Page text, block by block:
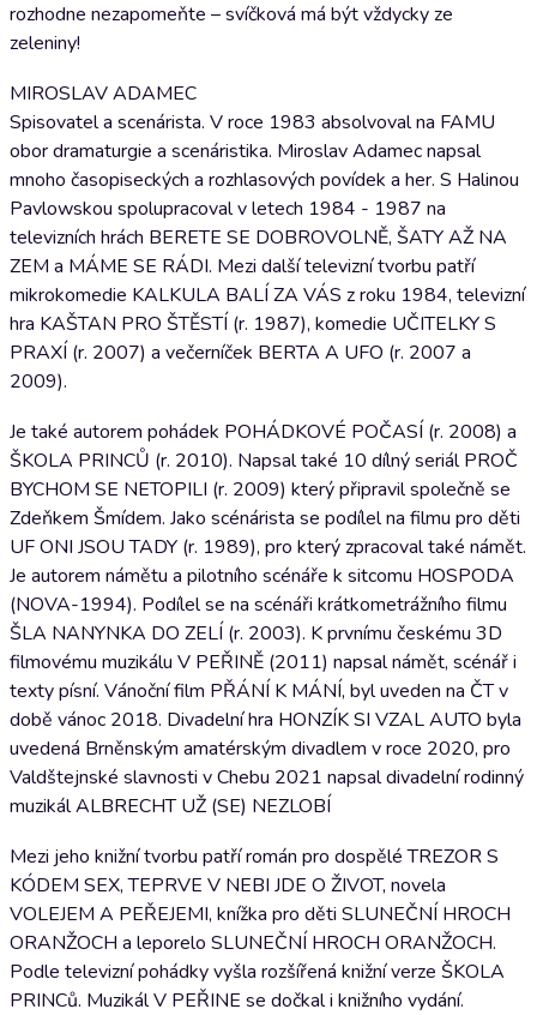
rozhodne nezapomeňte – svíčková má být vždycky ze
zeleniny!
MIROSLAV ADAMEC
Spisovatel a scenárista. V roce 1983 absolvoval na FAMU
obor dramaturgie a scenáristika. Miroslav Adamec napsal
mnoho časopiseckých a rozhlasových povídek a her. S Halinou
Pavlowskou spolupracoval v letech 1984 - 1987 na
televizních hrách BERETE SE DOBROVOLNĚ, ŠATY AŽ NA
ZEM a MÁME SE RÁDI. Mezi další televizní tvorbu patří
mikrokomedie KALKULA BALÍ ZA VÁS z roku 1984, televizní
hra KAŠTAN PRO ŠTĚSTÍ (r. 1987), komedie UČITELKY S
PRAXÍ (r. 2007) a večerníček BERTA A UFO (r. 2007 a
2009).
Je také autorem pohádek POHÁDKOVÉ POČASÍ (r. 2008) a
ŠKOLA PRINCŮ (r. 2010). Napsal také 10 dílný seriál PROČ
BYCHOM SE NETOPILI (r. 2009) který připravil společně se
Zdeňkem Šmídem. Jako scénárista se podílel na filmu pro děti
UF ONI JSOU TADY (r. 1989), pro který zpracoval také námět.
Je autorem námětu a pilotního scénáře k sitcomu HOSPODA
(NOVA-1994). Podílel se na scénáři krátkometrážního filmu
ŠLA NANYNKA DO ZELÍ (r. 2003). K prvnímu českému 3D
filmovému muzikálu V PEŘINĚ (2011) napsal námět, scénář i
texty písní. Vánoční film PŘÁNÍ K MÁNÍ, byl uveden na ČT v
době vánoc 2018. Divadelní hra HONZÍK SI VZAL AUTO byla
uvedená Brněnským amatérským divadlem v roce 2020, pro
Valdštejnské slavnosti v Chebu 2021 napsal divadelní rodinný
muzikál ALBRECHT UŽ (SE) NEZLOBÍ
Mezi jeho knižní tvorbu patří román pro dospělé TREZOR S
KÓDEM SEX, TEPRVE V NEBI JDE O ŽIVOT, novela
VOLEJEM A PEŘEJEMI, knížka pro děti SLUNEČNÍ HROCH
ORANŽOCH a leporelo SLUNEČNÍ HROCH ORANŽOCH.
Podle televizní pohádky vyšla rozšířená knižní verze ŠKOLA
PRINCů. Muzikál V PEŘINE se dočkal i knižního vydání.